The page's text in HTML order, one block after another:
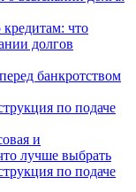
что
долгов
банкротством
по подаче
и
лучше выбрать
по подаче